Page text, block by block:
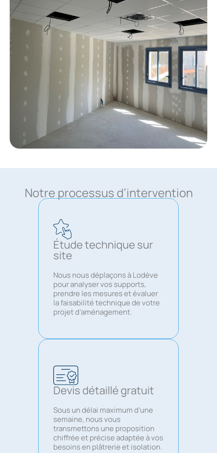
Notre processus d’intervention
Étude technique sur
site
Nous nous déplaçons à Lodève
pour analyser vos supports,
prendre les mesures et évaluer
la faisabilité technique de votre
projet d’aménagement.
Devis détaillé gratuit
Sous un délai maximum d’une
semaine, nous vous
transmettons une proposition
chiffrée et précise adaptée à vos
besoins en plâtrerie et isolation.